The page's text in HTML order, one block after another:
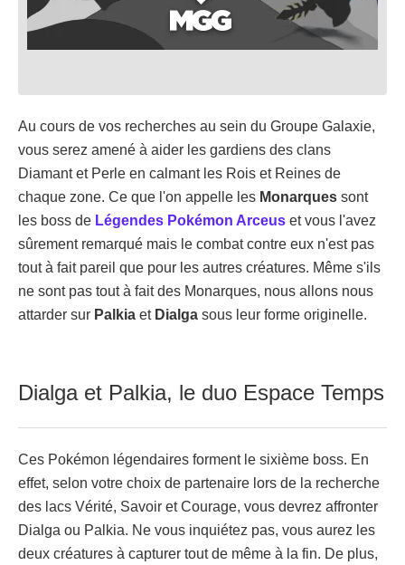
Au cours de vos recherches au sein du Groupe Galaxie,
vous serez amené à aider les gardiens des clans
Diamant et Perle en calmant les Rois et Reines de
chaque zone. Ce que l'on appelle les Monarques sont
les boss de Légendes Pokémon Arceus et vous l'avez
sûrement remarqué mais le combat contre eux n'est pas
tout à fait pareil que pour les autres créatures. Même s'ils
ne sont pas tout à fait des Monarques, nous allons nous
attarder sur Palkia et Dialga sous leur forme originelle.
Dialga et Palkia, le duo Espace Temps
Ces Pokémon légendaires forment le sixième boss. En
effet, selon votre choix de partenaire lors de la recherche
des lacs Vérité, Savoir et Courage, vous devrez affronter
Dialga ou Palkia. Ne vous inquiétez pas, vous aurez les
deux créatures à capturer tout de même à la fin. De plus,